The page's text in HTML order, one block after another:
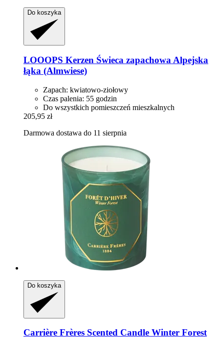
Do koszyka
LOOOPS Kerzen Świeca zapachowa Alpejska
łąka (Almwiese)
Zapach: kwiatowo-ziołowy
Czas palenia: 55 godzin
Do wszystkich pomieszczeń mieszkalnych
205,95 zł
Darmowa dostawa do 11 sierpnia
Do koszyka
Carrière Frères Scented Candle Winter Forest